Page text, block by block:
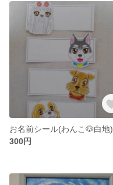
お名前シール(わんこ🐶白地)
300円